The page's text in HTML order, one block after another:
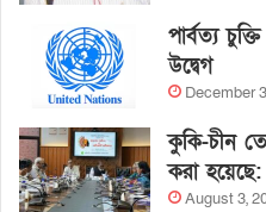
পার্বত্য
উদ্বেগ
December
কুকি-চীন
করা
August 3,